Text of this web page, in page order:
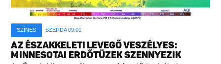
SZÍNES SZERDA 09:01
AZ ÉSZAKKELETI LEVEGŐ VESZÉLYES:
MINNESOTAI ERDŐTÜZEK SZENNYEZIK